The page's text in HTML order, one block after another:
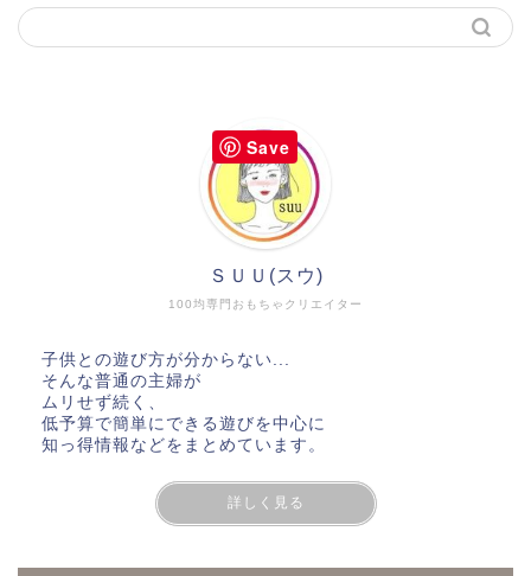
100均専門おもちゃクリエイター
ＳＵＵ(スウ)
子供との遊び方が分からない...
そんな普通の主婦が
ムリせず続く、
低予算で簡単にできる遊びを中心に
知っ得情報などをまとめています。
詳しく見る
Save